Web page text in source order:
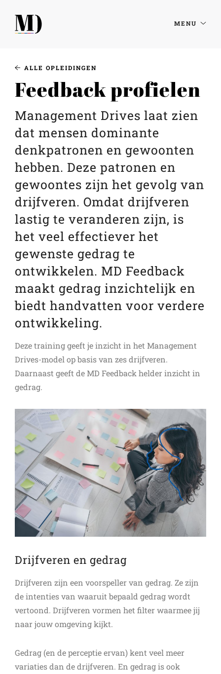
MENU
ALLE OPLEIDINGEN
Feedback profielen
Management Drives laat zien
dat mensen dominante
denkpatronen en gewoonten
hebben. Deze patronen en
gewoontes zijn het gevolg van
drijfveren. Omdat drijfveren
lastig te veranderen zijn, is
het veel effectiever het
gewenste gedrag te
ontwikkelen. MD Feedback
maakt gedrag inzichtelijk en
biedt handvatten voor verdere
ontwikkeling.
Deze training geeft je inzicht in het Management
Drives-model op basis van zes drijfveren.
Daarnaast geeft de MD Feedback helder inzicht in
gedrag.
Drijfveren en gedrag
Drijfveren zijn een voorspeller van gedrag. Ze zijn
de intenties van waaruit bepaald gedrag wordt
vertoond. Drijfveren vormen het filter waarmee jij
naar jouw omgeving kijkt.
Gedrag (en de perceptie ervan) kent veel meer
variaties dan de drijfveren. En gedrag is ook